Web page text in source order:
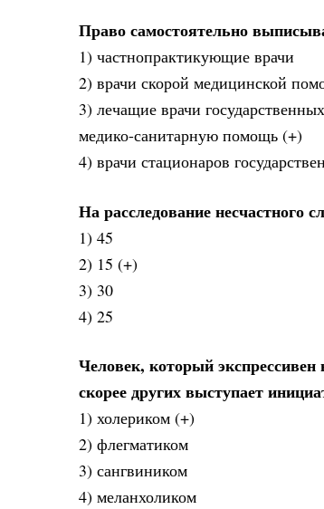
Право самостоятельно
1) частнопрактикующие врачи
2) врачи скорой медицинской
3) лечащие врачи
медико-санитарную помощь (+)
4) врачи стационаров
На расследование несчастного
1) 45
2) 15 (+)
3) 30
4) 25
Человек, который
скорее других выступает
1) холериком (+)
2) флегматиком
3) сангвиником
4) меланхоликом